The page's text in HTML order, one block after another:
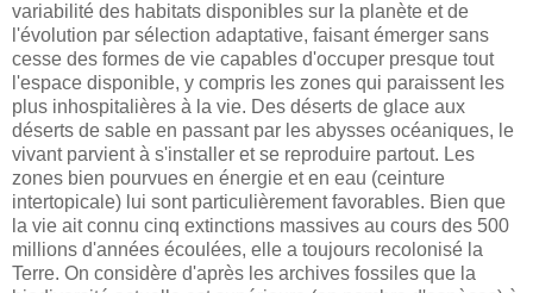
variabilité des habitats disponibles sur la planète et de
l'évolution par sélection adaptative, faisant émerger sans
cesse des formes de vie capables d'occuper presque tout
l'espace disponible, y compris les zones qui paraissent les
plus inhospitalières à la vie. Des déserts de glace aux
déserts de sable en passant par les abysses océaniques, le
vivant parvient à s'installer et se reproduire partout. Les
zones bien pourvues en énergie et en eau (ceinture
intertopicale) lui sont particulièrement favorables. Bien que
la vie ait connu cinq extinctions massives au cours des 500
millions d'années écoulées, elle a toujours recolonisé la
Terre. On considère d'après les archives fossiles que la